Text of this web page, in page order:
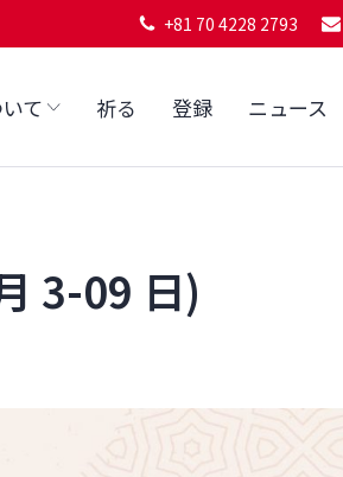
+81 70 4228 2793
て 祈る 登録 ニュース
3-09 日)